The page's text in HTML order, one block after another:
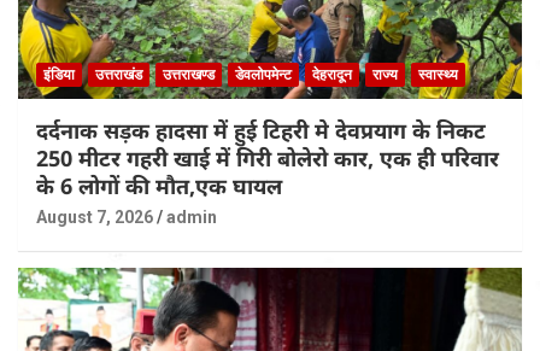
इंडिया उत्तराखंड उत्तराखण्ड डेवलोपमेन्ट देहरादून राज्य स्वास्थ्य
दर्दनाक सड़क हादसा में हुई टिहरी मे देवप्रयाग के निकट
250 मीटर गहरी खाई में गिरी बोलेरो कार, एक ही परिवार
के 6 लोगों की मौत,एक घायल
August 7, 2026 admin